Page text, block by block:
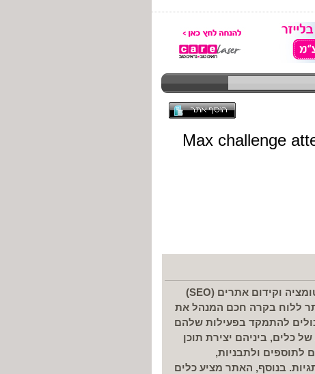
Rank+ הוא שירות מתקדם המציע פלטפורמה לאוטומציה וקידום אתרים (SEO)
ללוח בקרה חכם המנהל את
להתמקד בפעילות שלהם
כלים, ביניהם יצירת תוכן
לתוספים ולתבניות,
בנוסף, האתר מציע כלים